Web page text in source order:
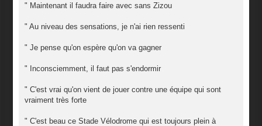
" Maintenant il faudra faire avec sans Zizou
" Au niveau des sensations, je n'ai rien ressenti
" Je pense qu'on espère qu'on va gagner
" Inconsciemment, il faut pas s'endormir
" C'est vrai qu'on vient de jouer contre une équipe qui sont
vraiment très forte
" C'est beau ce Stade Vélodrome qui est toujours plein à